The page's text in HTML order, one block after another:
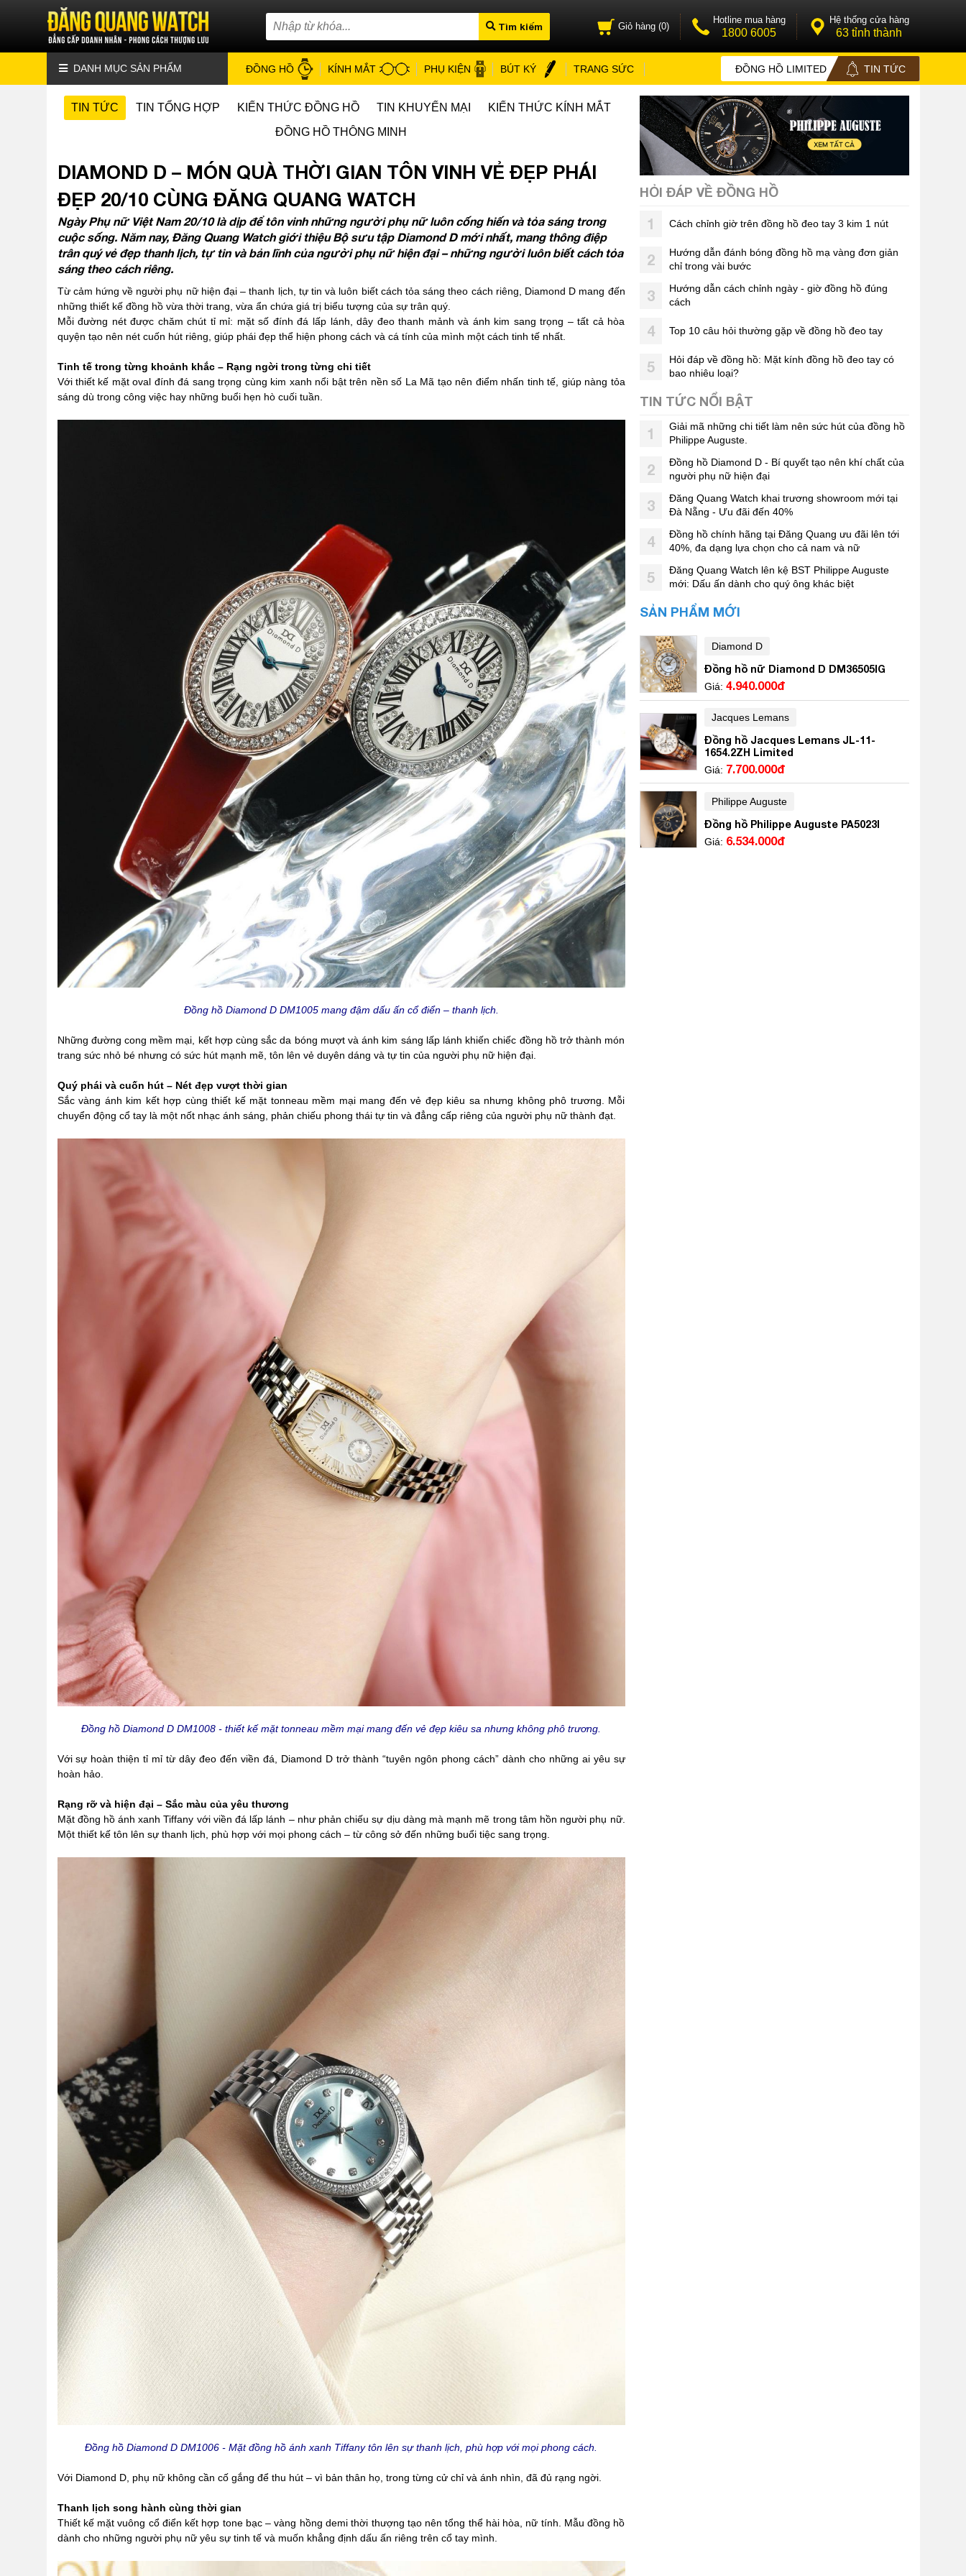
Tìm kiếm Giỏ hàng (0)
Hotline mua hàng
1800 6005
Hệ thống cửa hàng
63 tỉnh thành
DANH MỤC SẢN PHẨM ĐỒNG HỒ KÍNH MẮT PHỤ KIỆN BÚT KÝ TRANG SỨC ĐỒNG HỒ LIMITED TIN TỨC
TIN TỨC TIN TỔNG HỢP KIẾN THỨC ĐỒNG HỒ TIN KHUYẾN MẠI
KIẾN THỨC KÍNH MẮT
ĐỒNG HỒ THÔNG MINH
DIAMOND D – MÓN QUÀ THỜI GIAN TÔN VINH VẺ ĐẸP PHÁI
ĐẸP 20/10 CÙNG ĐĂNG QUANG WATCH
Ngày Phụ nữ Việt Nam 20/10 là dịp để tôn vinh những người phụ nữ luôn cống hiến và tỏa sáng trong
cuộc sống. Năm nay, Đăng Quang Watch giới thiệu Bộ sưu tập Diamond D mới nhất, mang thông điệp
trân quý vẻ đẹp thanh lịch, tự tin và bản lĩnh của người phụ nữ hiện đại – những người luôn biết cách tỏa
sáng theo cách riêng.
Từ cảm hứng về người phụ nữ hiện đại – thanh lịch, tự tin và luôn biết cách tỏa sáng theo cách riêng, Diamond D mang đến
những thiết kế đồng hồ vừa thời trang, vừa ẩn chứa giá trị biểu tượng của sự trân quý.
Mỗi đường nét được chăm chút tỉ mỉ: mặt số đính đá lấp lánh, dây đeo thanh mảnh và ánh kim sang trọng – tất cả hòa
quyện tạo nên nét cuốn hút riêng, giúp phái đẹp thể hiện phong cách và cá tính của mình một cách tinh tế nhất.
Tinh tế trong từng khoảnh khắc – Rạng ngời trong từng chi tiết
Với thiết kế mặt oval đính đá sang trọng cùng kim xanh nổi bật trên nền số La Mã tạo nên điểm nhấn tinh tế, giúp nàng tỏa
sáng dù trong công việc hay những buổi hẹn hò cuối tuần.
Đồng hồ Diamond D DM1005 mang đậm dấu ấn cổ điển – thanh lịch.
Những đường cong mềm mại, kết hợp cùng sắc da bóng mượt và ánh kim sáng lấp lánh khiến chiếc đồng hồ trở thành món
trang sức nhỏ bé nhưng có sức hút mạnh mẽ, tôn lên vẻ duyên dáng và tự tin của người phụ nữ hiện đại.
Quý phái và cuốn hút – Nét đẹp vượt thời gian
Sắc vàng ánh kim kết hợp cùng thiết kế mặt tonneau mềm mại mang đến vẻ đẹp kiêu sa nhưng không phô trương. Mỗi
chuyển động cổ tay là một nốt nhạc ánh sáng, phản chiếu phong thái tự tin và đẳng cấp riêng của người phụ nữ thành đạt.
Đồng hồ Diamond D DM1008 - thiết kế mặt tonneau mềm mại mang đến vẻ đẹp kiêu sa nhưng không phô trương.
Với sự hoàn thiện tỉ mỉ từ dây đeo đến viền đá, Diamond D trở thành “tuyên ngôn phong cách” dành cho những ai yêu sự
hoàn hảo.
Rạng rỡ và hiện đại – Sắc màu của yêu thương
Mặt đồng hồ ánh xanh Tiffany với viền đá lấp lánh – như phản chiếu sự dịu dàng mà mạnh mẽ trong tâm hồn người phụ nữ.
Một thiết kế tôn lên sự thanh lịch, phù hợp với mọi phong cách – từ công sở đến những buổi tiệc sang trọng.
Đồng hồ Diamond D DM1006 - Mặt đồng hồ ánh xanh Tiffany tôn lên sự thanh lịch, phù hợp với mọi phong cách.
Với Diamond D, phụ nữ không cần cố gắng để thu hút – vì bản thân họ, trong từng cử chỉ và ánh nhìn, đã đủ rạng ngời.
Thanh lịch song hành cùng thời gian
Thiết kế mặt vuông cổ điển kết hợp tone bạc – vàng hồng demi thời thượng tạo nên tổng thể hài hòa, nữ tính. Mẫu đồng hồ
dành cho những người phụ nữ yêu sự tinh tế và muốn khẳng định dấu ấn riêng trên cổ tay mình.
HỎI ĐÁP VỀ ĐỒNG HỒ
1 Cách chỉnh giờ trên đồng hồ đeo tay 3 kim 1 nút
2
Hướng dẫn đánh bóng đồng hồ mạ vàng đơn giản
chỉ trong vài bước
3
Hướng dẫn cách chỉnh ngày - giờ đồng hồ đúng
cách
4 Top 10 câu hỏi thường gặp về đồng hồ đeo tay
5
Hỏi đáp về đồng hồ: Mặt kính đồng hồ đeo tay có
bao nhiêu loại?
TIN TỨC NỔI BẬT
1
Giải mã những chi tiết làm nên sức hút của đồng hồ
Philippe Auguste.
2
Đồng hồ Diamond D - Bí quyết tạo nên khí chất của
người phụ nữ hiện đại
3
Đăng Quang Watch khai trương showroom mới tại
Đà Nẵng - Ưu đãi đến 40%
4
Đồng hồ chính hãng tại Đăng Quang ưu đãi lên tới
40%, đa dạng lựa chọn cho cả nam và nữ
5
Đăng Quang Watch lên kệ BST Philippe Auguste
mới: Dấu ấn dành cho quý ông khác biệt
SẢN PHẨM MỚI
Diamond D
Đồng hồ nữ Diamond D DM36505IG
Giá: 4.940.000đ
Jacques Lemans
Đồng hồ Jacques Lemans JL-11-
1654.2ZH Limited
Giá: 7.700.000đ
Philippe Auguste
Đồng hồ Philippe Auguste PA5023I
Giá: 6.534.000đ